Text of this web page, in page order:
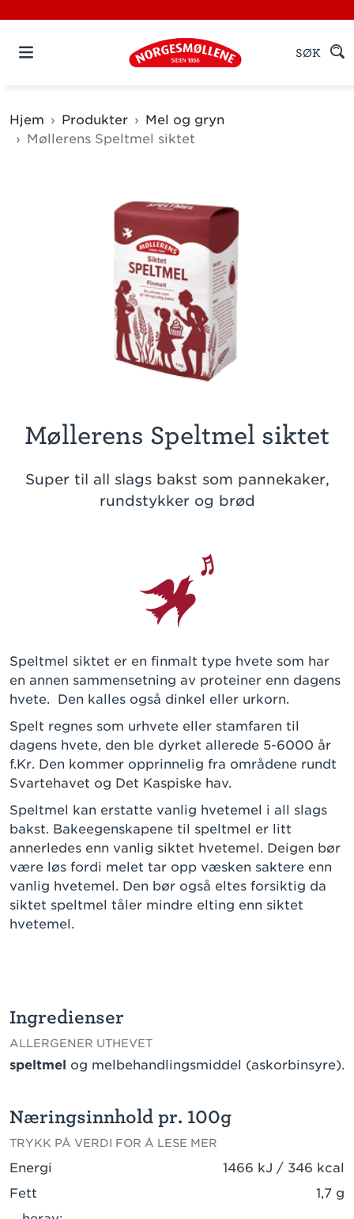
SØK
Hjem Produkter
Mel og gryn
Møllerens Speltmel siktet
Møllerens Speltmel siktet
Super til all slags bakst som pannekaker,
rundstykker og brød
Speltmel siktet er en finmalt type hvete som har
en annen sammensetning av proteiner enn dagens
hvete. Den kalles også dinkel eller urkorn.
Spelt regnes som urhvete eller stamfaren til
dagens hvete, den ble dyrket allerede 5-6000 år
f.Kr. Den kommer opprinnelig fra områdene rundt
Svartehavet og Det Kaspiske hav.
Speltmel kan erstatte vanlig hvetemel i all slags
bakst. Bakeegenskapene til speltmel er litt
annerledes enn vanlig siktet hvetemel. Deigen bør
være løs fordi melet tar opp væsken saktere enn
vanlig hvetemel. Den bør også eltes forsiktig da
siktet speltmel tåler mindre elting enn siktet
hvetemel.
Ingredienser
ALLERGENER UTHEVET
speltmel og melbehandlingsmiddel (askorbinsyre).
Næringsinnhold pr. 100g
TRYKK PÅ VERDI FOR Å LESE MER
Energi
1466 kJ / 346 kcal
Fett
1,7 g